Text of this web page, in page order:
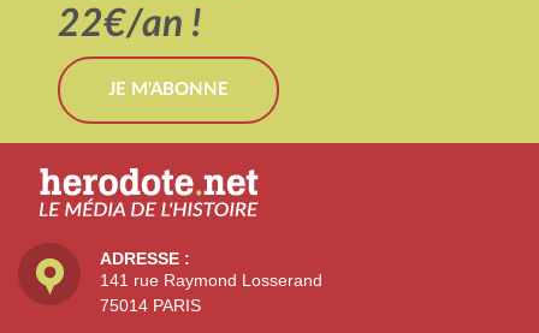
22€/an !
JE M'ABONNE
ADRESSE :
141 rue Raymond Losserand
75014 PARIS